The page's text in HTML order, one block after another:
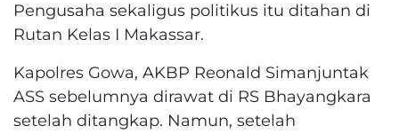
Pengusaha sekaligus politikus itu ditahan di
Rutan Kelas I Makassar.
Kapolres Gowa, AKBP Reonald Simanjuntak
ASS sebelumnya dirawat di RS Bhayangkara
setelah ditangkap. Namun, setelah